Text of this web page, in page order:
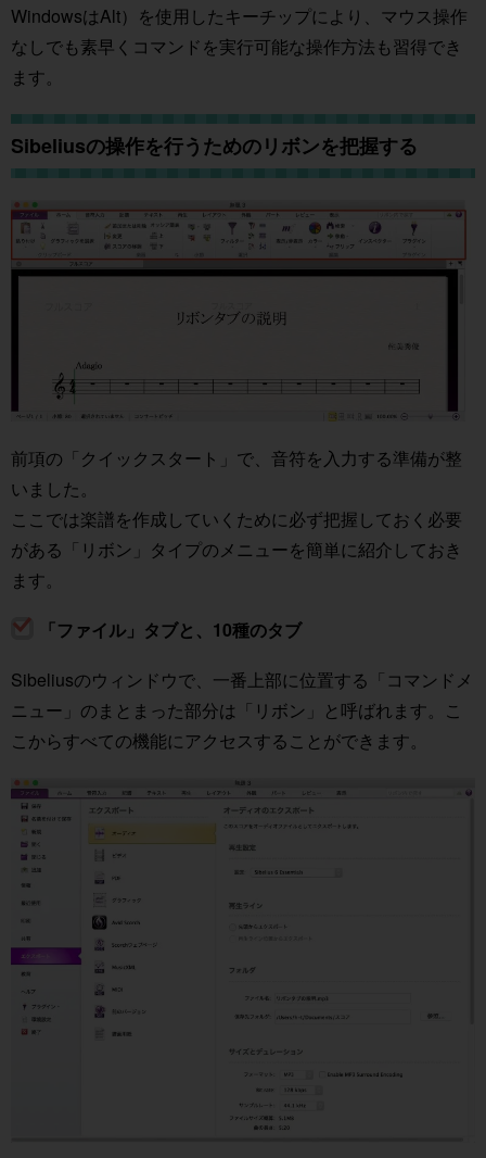
WindowsはAlt）を使用したキーチップにより、マウス操作
なしでも素早くコマンドを実行可能な操作方法も習得でき
ます。
Sibeliusの操作を行うためのリボンを把握する
前項の「クイックスタート」で、音符を入力する準備が整
いました。
ここでは楽譜を作成していくために必ず把握しておく必要
がある「リボン」タイプのメニューを簡単に紹介しておき
ます。
「ファイル」タブと、10種のタブ
Sibeliusのウィンドウで、一番上部に位置する「コマンドメ
ニュー」のまとまった部分は「リボン」と呼ばれます。こ
こからすべての機能にアクセスすることができます。